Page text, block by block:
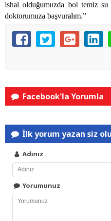
ishal olduğumuzda bol temiz
doktorumuza başvuralım.”
Facebook'la Yorumla
İlk yorum yazan siz
Adınız
Yorumunuz